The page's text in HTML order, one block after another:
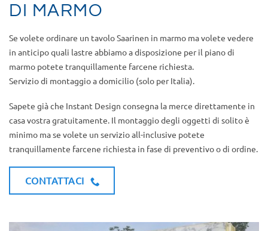
DI MARMO
Se volete ordinare un tavolo Saarinen in marmo ma volete vedere
in anticipo quali lastre abbiamo a disposizione per il piano di
marmo potete tranquillamente farcene richiesta.
Servizio di montaggio a domicilio (solo per Italia).
Sapete già che Instant Design consegna la merce direttamente in
casa vostra gratuitamente. Il montaggio degli oggetti di solito è
minimo ma se volete un servizio all-inclusive potete
tranquillamente farcene richiesta in fase di preventivo o di ordine.
CONTATTACI